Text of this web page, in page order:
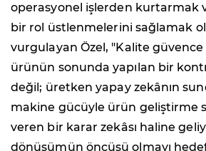
operasyonel işlerden kurtarmak
bir rol üstlenmelerini sağlamak
vurgulayan Özel, "Kalite güvence
ürünün sonunda yapılan bir
değil; üretken yapay zekânın
makine gücüyle ürün geliştirme
veren bir karar zekâsı haline
dönüşümün öncüsü olmayı